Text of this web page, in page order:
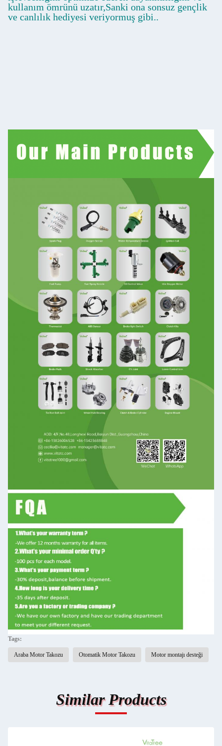
kullanım ömrünü uzatır,Sanki ona sonsuz gençlik
ve canlılık hediyesi veriyormuş gibi..
Tags:
Araba Motor Takozu Otomatik Motor Takozu Motor montajı desteği
Similar Products